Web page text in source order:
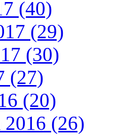
(40)
(29)
(30)
(27)
(20)
2016 (26)